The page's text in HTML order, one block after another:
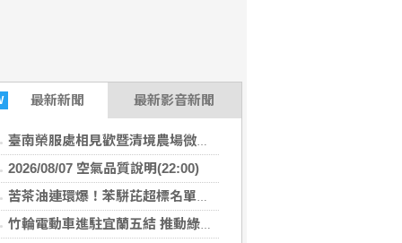
最新新聞 最新影音新聞
臺南榮服處相見歡暨清境農場微旅行 幸福小榮眷圓滿築夢
2026/08/07 空氣品質說明(22:00)
苦茶油連環爆！苯駢芘超標名單再增2款 官方急令全面下架
竹輪電動車進駐宜蘭五結 推動綠能永續及高齡關懷